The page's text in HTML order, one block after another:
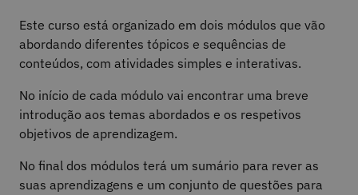
Este curso está organizado em dois módulos que vão
abordando diferentes tópicos e sequências de
conteúdos, com atividades simples e interativas.
No início de cada módulo vai encontrar uma breve
introdução aos temas abordados e os respetivos
objetivos de aprendizagem.
No final dos módulos terá um sumário para rever as
suas aprendizagens e um conjunto de questões para